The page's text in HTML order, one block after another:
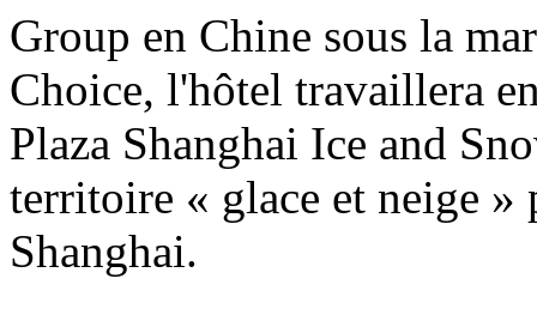
Group en Chine sous la
Choice, l'hôtel travaillera
Plaza Shanghai Ice and
territoire « glace et neige
Shanghai.